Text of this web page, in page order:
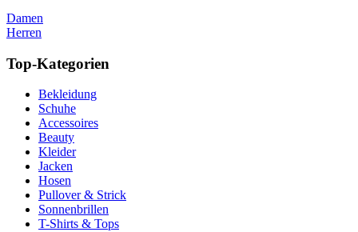
Damen
Herren
Top-Kategorien
Bekleidung
Schuhe
Accessoires
Beauty
Kleider
Jacken
Hosen
Pullover & Strick
Sonnenbrillen
T-Shirts & Tops